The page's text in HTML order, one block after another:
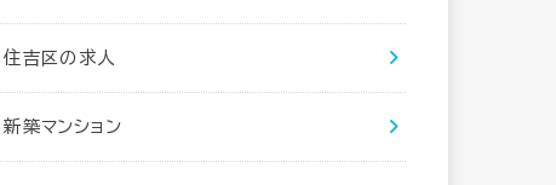
住吉区の求人
新築マンション